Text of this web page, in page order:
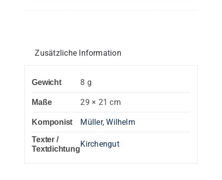
Zusätzliche Information
Gewicht 8 g
Maße 29 × 21 cm
Komponist Müller, Wilhelm
Texter /
Textdichtung
Kirchengut